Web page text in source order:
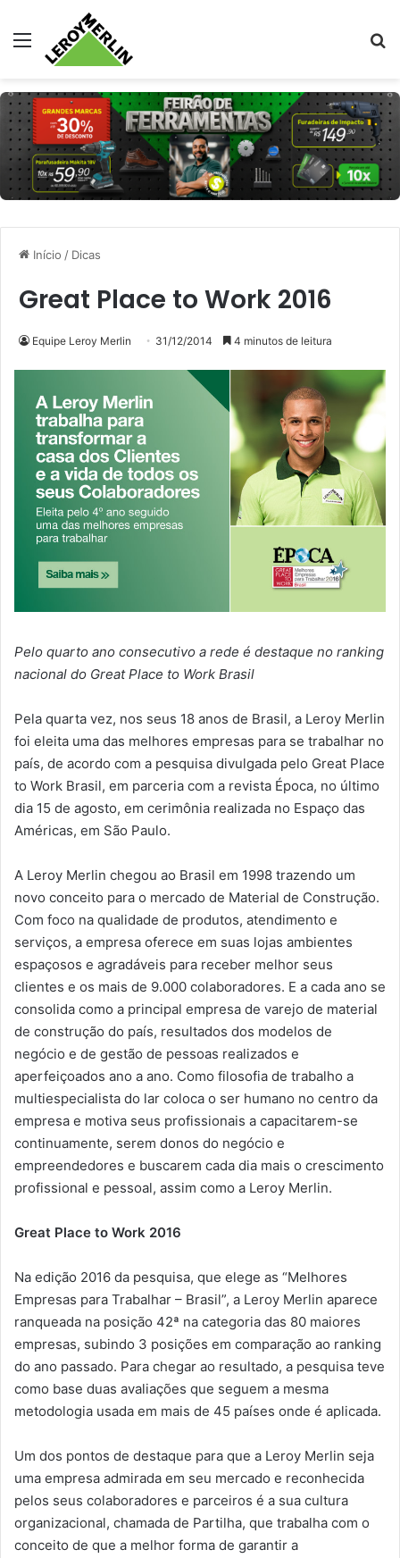
Menu
Início / Dicas
Great Place to Work 2016
Equipe Leroy Merlin 31/12/2014 4 minutos de leitura
Pelo quarto ano consecutivo a rede é destaque no ranking
nacional do Great Place to Work Brasil
Pela quarta vez, nos seus 18 anos de Brasil, a Leroy Merlin
foi eleita uma das melhores empresas para se trabalhar no
país, de acordo com a pesquisa divulgada pelo Great Place
to Work Brasil, em parceria com a revista Época, no último
dia 15 de agosto, em cerimônia realizada no Espaço das
Américas, em São Paulo.
A Leroy Merlin chegou ao Brasil em 1998 trazendo um
novo conceito para o mercado de Material de Construção.
Com foco na qualidade de produtos, atendimento e
serviços, a empresa oferece em suas lojas ambientes
espaçosos e agradáveis para receber melhor seus
clientes e os mais de 9.000 colaboradores. E a cada ano se
consolida como a principal empresa de varejo de material
de construção do país, resultados dos modelos de
negócio e de gestão de pessoas realizados e
aperfeiçoados ano a ano. Como filosofia de trabalho a
multiespecialista do lar coloca o ser humano no centro da
empresa e motiva seus profissionais a capacitarem-se
continuamente, serem donos do negócio e
empreendedores e buscarem cada dia mais o crescimento
profissional e pessoal, assim como a Leroy Merlin.
Great Place to Work 2016
Na edição 2016 da pesquisa, que elege as “Melhores
Empresas para Trabalhar – Brasil”, a Leroy Merlin aparece
ranqueada na posição 42ª na categoria das 80 maiores
empresas, subindo 3 posições em comparação ao ranking
do ano passado. Para chegar ao resultado, a pesquisa teve
como base duas avaliações que seguem a mesma
metodologia usada em mais de 45 países onde é aplicada.
Um dos pontos de destaque para que a Leroy Merlin seja
uma empresa admirada em seu mercado e reconhecida
pelos seus colaboradores e parceiros é a sua cultura
organizacional, chamada de Partilha, que trabalha com o
conceito de que a melhor forma de garantir a